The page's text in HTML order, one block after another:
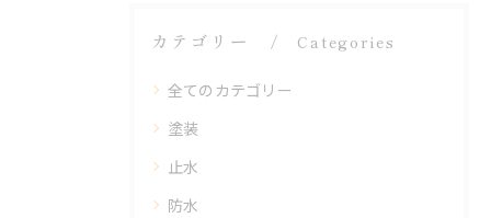
カテゴリー Categories
全てのカテゴリー
塗装
止水
防水